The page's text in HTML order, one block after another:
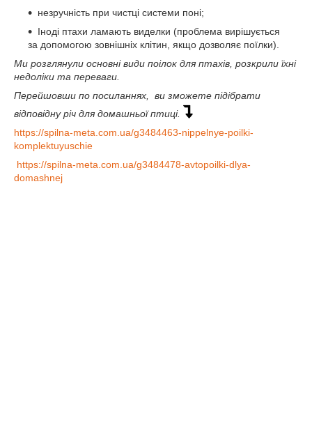
незручність при чистці системи поні;
Іноді птахи ламають виделки (проблема вирішується
за допомогою зовнішніх клітин, якщо дозволяє поїлки).
Ми розглянули основні види поілок для птахів, розкрили їхні
недоліки та переваги.
Перейшовши по посиланнях, ви зможете підібрати
відповідну річ для домашньої птиці.
https://spilna-meta.com.ua/g3484463-nippelnye-poilki-
komplektuyuschie
https://spilna-meta.com.ua/g3484478-avtopoilki-dlya-
domashnej